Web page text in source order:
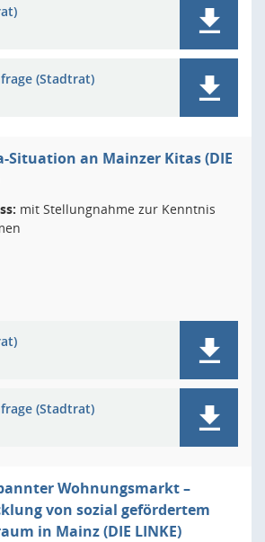
(Stadtrat)
Situation an Mainzer Kitas (DIE
mit Stellungnahme zur Kenntnis
(Stadtrat)
Wohnungsmarkt –
von sozial gefördertem
in Mainz (DIE LINKE)